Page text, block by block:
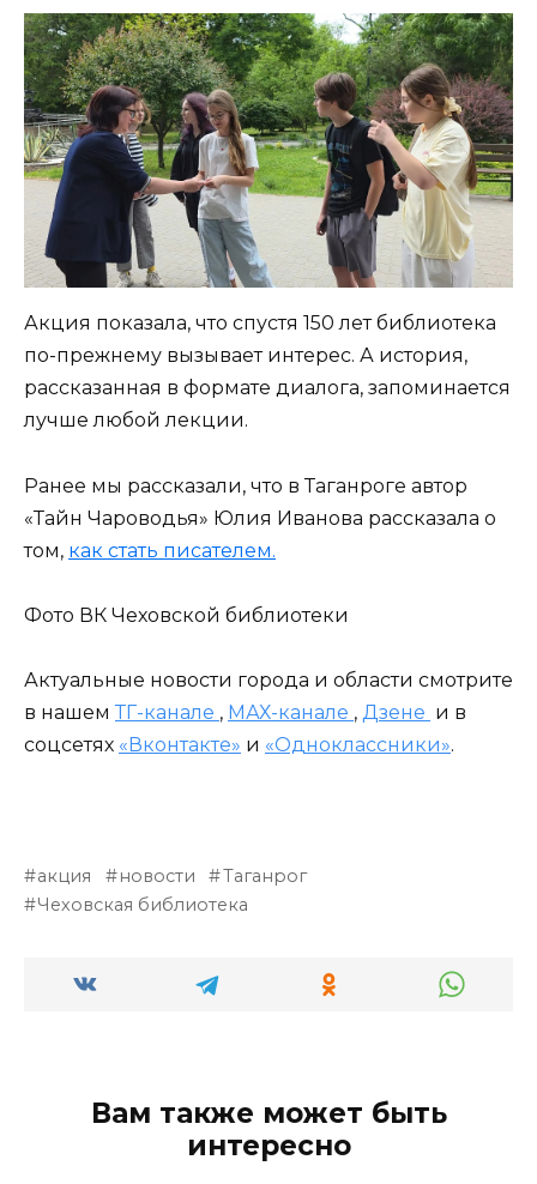
Акция показала, что спустя 150 лет библиотека
по-прежнему вызывает интерес. А история,
рассказанная в формате диалога, запоминается
лучше любой лекции.
Ранее мы рассказали, что в Таганроге автор
«Тайн Чароводья» Юлия Иванова рассказала о
том, как стать писателем.
Фото ВК Чеховской библиотеки
Актуальные новости города и области смотрите
в нашем ТГ-канале , МАХ-канале , Дзене и в
соцсетях «Вконтакте» и «Одноклассники».
акция новости
Таганрог
Чеховская библиотека
Вам также может быть
интересно